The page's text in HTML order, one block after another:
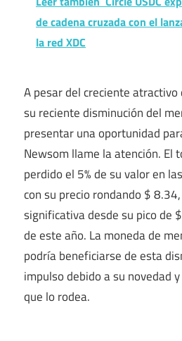
de cadena cruzada con el
la red XDC
A pesar del creciente
su reciente disminución del
presentar una oportunidad
Newsom llame la atención. El
perdido el 5% de su valor en
con su precio rondando $
significativa desde su pico de
de este año. La moneda de
podría beneficiarse de esta
impulso debido a su novedad
que lo rodea.